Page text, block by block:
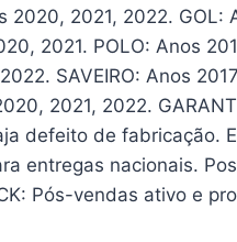
2020, 2021, 2022.
2021. POLO: Anos
SAVEIRO: Anos
2021, 2022.
defeito de fabricação.
entregas nacionais.
Pós-vendas ativo e